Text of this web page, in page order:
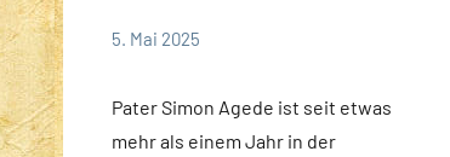
5. Mai 2025
Pater Simon Agede ist seit etwas
mehr als einem Jahr in der